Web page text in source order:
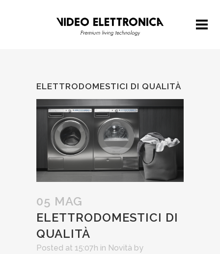
ELETTRODOMESTICI DI QUALITÀ
05 MAG
ELETTRODOMESTICI DI
QUALITÀ
Posted at 15:07h in Novità by